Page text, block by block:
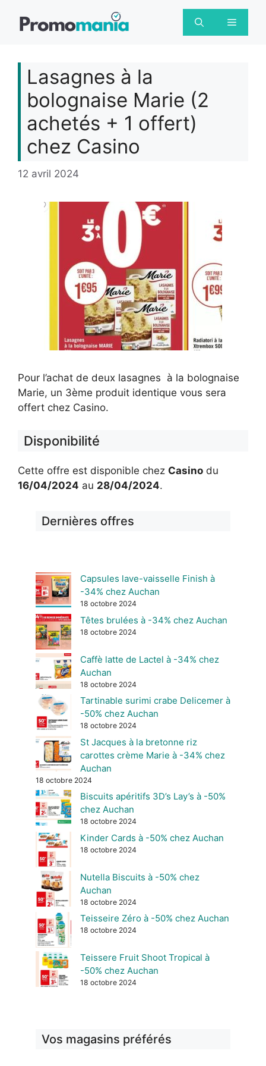
Menu
Lasagnes à la
bolognaise Marie (2
achetés + 1 offert)
chez Casino
12 avril 2024
Pour l’achat de deux lasagnes à la bolognaise
Marie, un 3ème produit identique vous sera
offert chez Casino.
Disponibilité
Cette offre est disponible chez Casino du
16/04/2024 au 28/04/2024.
Dernières offres
Capsules lave-vaisselle Finish à
-34% chez Auchan
18 octobre 2024
Têtes brulées à -34% chez Auchan
18 octobre 2024
Caffè latte de Lactel à -34% chez
Auchan
18 octobre 2024
Tartinable surimi crabe Delicemer à
-50% chez Auchan
18 octobre 2024
St Jacques à la bretonne riz
carottes crème Marie à -34% chez
Auchan
18 octobre 2024
Biscuits apéritifs 3D’s Lay’s à -50%
chez Auchan
18 octobre 2024
Kinder Cards à -50% chez Auchan
18 octobre 2024
Nutella Biscuits à -50% chez
Auchan
18 octobre 2024
Teisseire Zéro à -50% chez Auchan
18 octobre 2024
Teissere Fruit Shoot Tropical à
-50% chez Auchan
18 octobre 2024
Vos magasins préférés